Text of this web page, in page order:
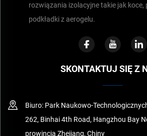
rozwiązania izolacyjne takie jak koce,
podkładki z aerogelu.
SKONTAKTUJ SIĘ Z
Biuro: Park Naukowo-
262, Binhai 4th Road, Hangzhou Bay
prowincja Zhejiang, Chiny